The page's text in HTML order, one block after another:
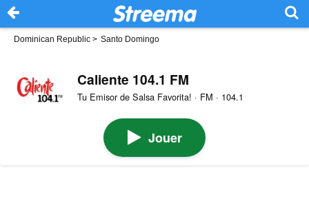
Dominican Republic > Santo Domingo
Caliente 104.1 FM
Tu Emisor de Salsa Favorita! · FM · 104.1
Jouer